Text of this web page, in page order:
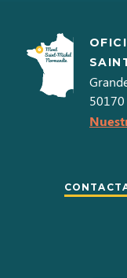
Cheques bancarios y
Efectivo
50170